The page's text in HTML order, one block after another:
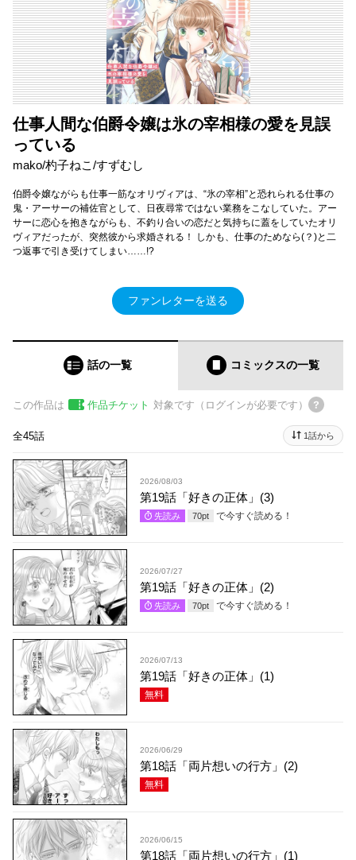
仕事人間な伯爵令嬢は氷の宰相様の愛を見誤
っている
mako/杓子ねこ/すずむし
伯爵令嬢ながらも仕事一筋なオリヴィアは、“氷の宰相”と恐れられる仕事の
鬼・アーサーの補佐官として、日夜尋常ではない業務をこなしていた。アー
サーに恋心を抱きながらも、不釣り合いの恋だと気持ちに蓋をしていたオリ
ヴィアだったが、突然彼から求婚される！ しかも、仕事のためなら(？)と二
つ返事で引き受けてしまい……!?
ファンレターを送る
話の一覧 コミックスの一覧
この作品は 作品チケット 対象です（ログインが必要です）
全45話 1話から
2026/08/03
第19話「好きの正体」(3)
先読み 70pt で今すぐ読める！
2026/07/27
第19話「好きの正体」(2)
先読み 70pt で今すぐ読める！
2026/07/13
第19話「好きの正体」(1)
無料
2026/06/29
第18話「両片想いの行方」(2)
無料
2026/06/15
第18話「両片想いの行方」(1)